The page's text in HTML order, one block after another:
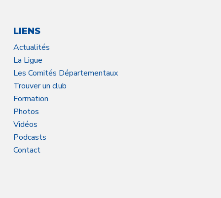
LIENS
Actualités
La Ligue
Les Comités Départementaux
Trouver un club
Formation
Photos
Vidéos
Podcasts
Contact